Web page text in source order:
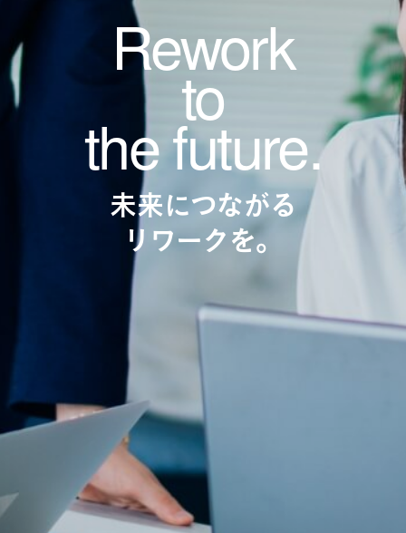
Rework
to
the future.
未来につながる
リワークを。